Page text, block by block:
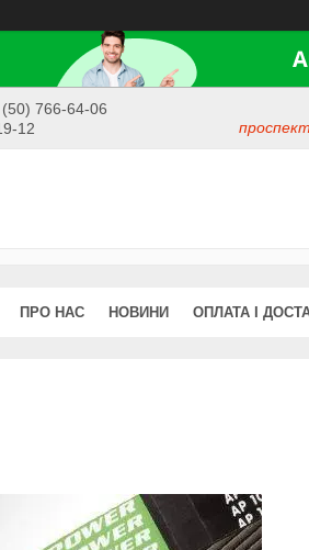
766-64-06
12
ПРО НАС НОВИНИ ОПЛАТА І